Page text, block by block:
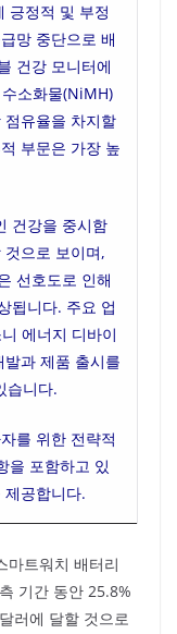
긍정적 및 부정
망 중단으로 배
건강 모니터에
소화물(NiMH)
유율을 차지할
부문은 가장 높
건강을 중시함
으로 보이며,
선호도로 인해
됩니다. 주요 업
에너지 디바이
과 제품 출시를
습니다.
를 위한 전략적
을 포함하고 있
공합니다.
마트워치 배터리
기간 동안 25.8%
러에 달할 것으로